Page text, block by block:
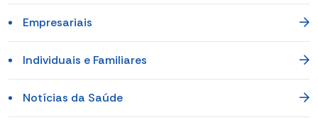
Empresariais
Individuais e Familiares
Notícias da Saúde